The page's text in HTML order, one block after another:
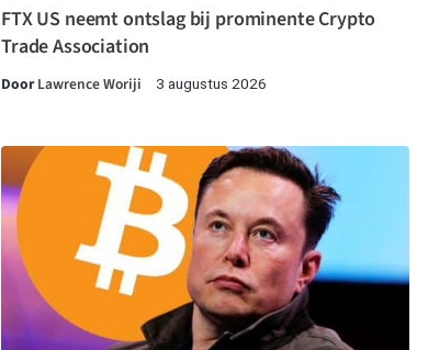
FTX US neemt ontslag bij prominente Crypto
Trade Association
DoorLawrence Woriji 3 augustus 2026